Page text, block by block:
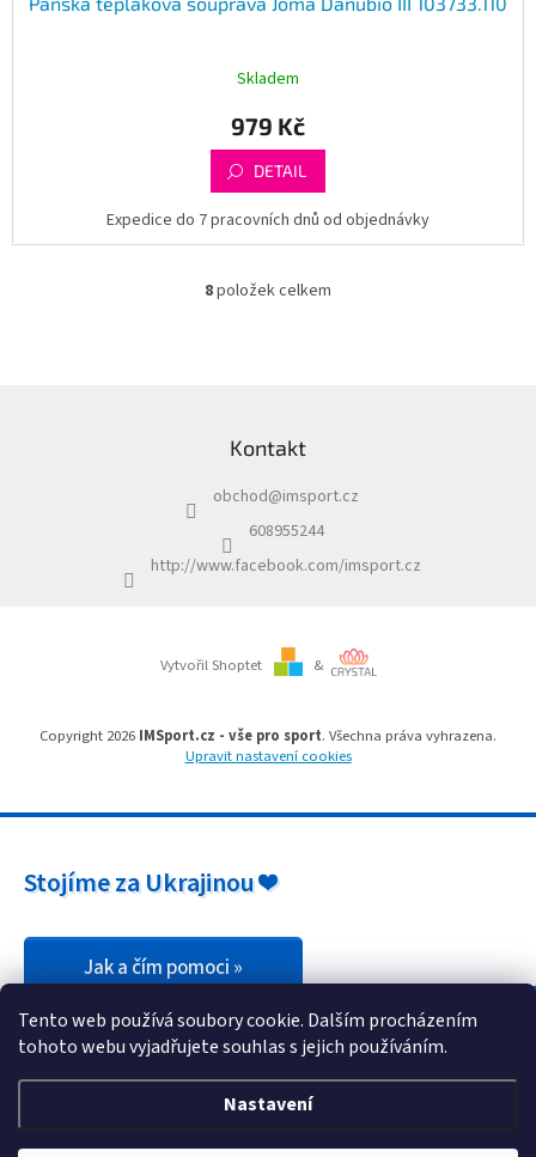
Tento web používá soubory cookie. Dalším procházením
tohoto webu vyjadřujete souhlas s jejich používáním.
Nastavení
Skladem
979 Kč
DETAIL
Expedice do 7 pracovních dnů od objednávky
O
c
í
r
v
y
8položek celkem
Kontakt
obchod@imsport.cz
608955244
http://www.facebook.com/imsport.cz
Vytvořil Shoptet &
Copyright 2026 IMSport.cz - vše pro sport. Všechna práva vyhrazena.
Upravit nastavení cookies
Stojíme za Ukrajinou ❤️
Jak a čím pomoci »